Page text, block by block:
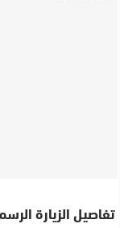
تفاصيل الزيارة